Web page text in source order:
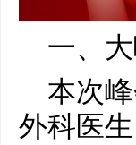
一、
本次
外科医